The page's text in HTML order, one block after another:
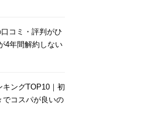
コミ・評判がひ
4年間解約しない
ングTOP10｜初
でコスパが良いの